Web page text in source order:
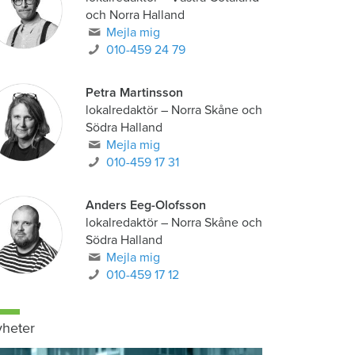
och Norra Halland
Mejla mig
010-459 24 79
Petra Martinsson
lokalredaktör– Norra Skåne och
Södra Halland
Mejla mig
010-459 17 31
Anders Eeg-Olofsson
lokalredaktör– Norra Skåne och
Södra Halland
Mejla mig
010-459 17 12